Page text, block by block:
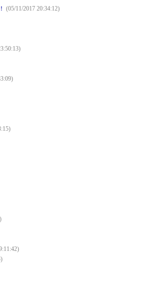
(05/11/2017 20:34:12)